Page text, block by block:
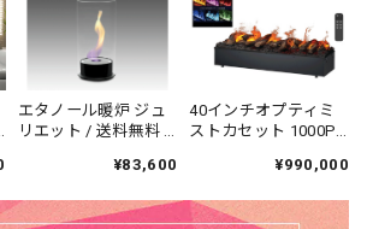
、暖房機能もしっかりと機能して周囲を
。インテリアとしても実用性としても素
とてもおすすめです！
ショップをご利用いただき誠にあり
ましたこと、大変嬉しく存じます。
用いただければ幸いでございます。
エタノール暖炉 ジュ
リエット / 送料無料 /
¥83,600
40インチオプティミ
ストカセット 1000P-
台 / ディンプレック /
Opti-myst
¥990,000